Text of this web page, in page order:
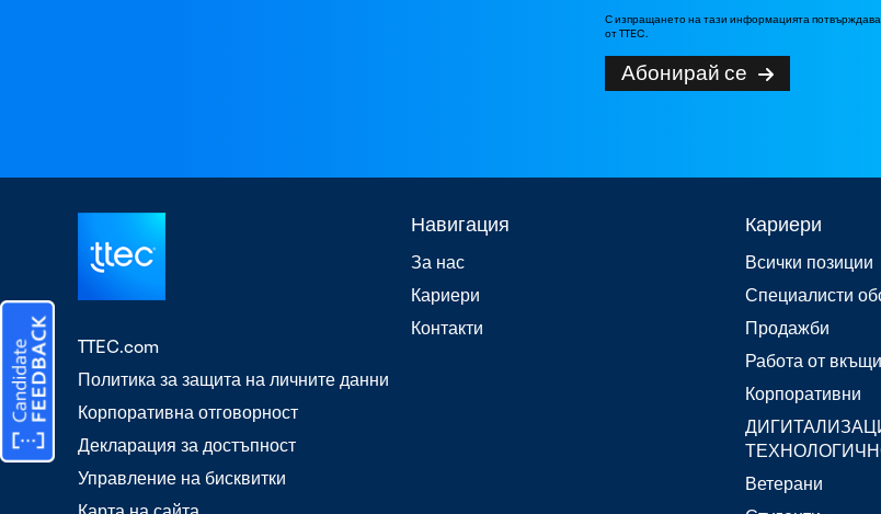
С изпращането на тази информацията
от TTEC.
Абонирай се
TTEC.com
Политика за защита на личните данни
Корпоративна отговорност
Декларация за достъпност
Управление на бисквитки
Навигация
За нас
Кариери
Контакти
Кариери
Всички позиции
Специалисти
Продажби
Работа от вкъщи
Корпоративни
Ветерани